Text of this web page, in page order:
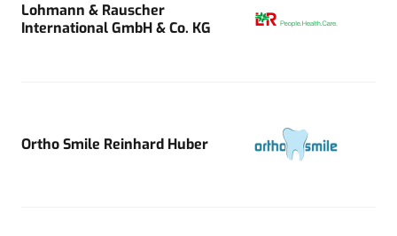
Lohmann & Rauscher
International GmbH & Co. KG
Ortho Smile Reinhard Huber